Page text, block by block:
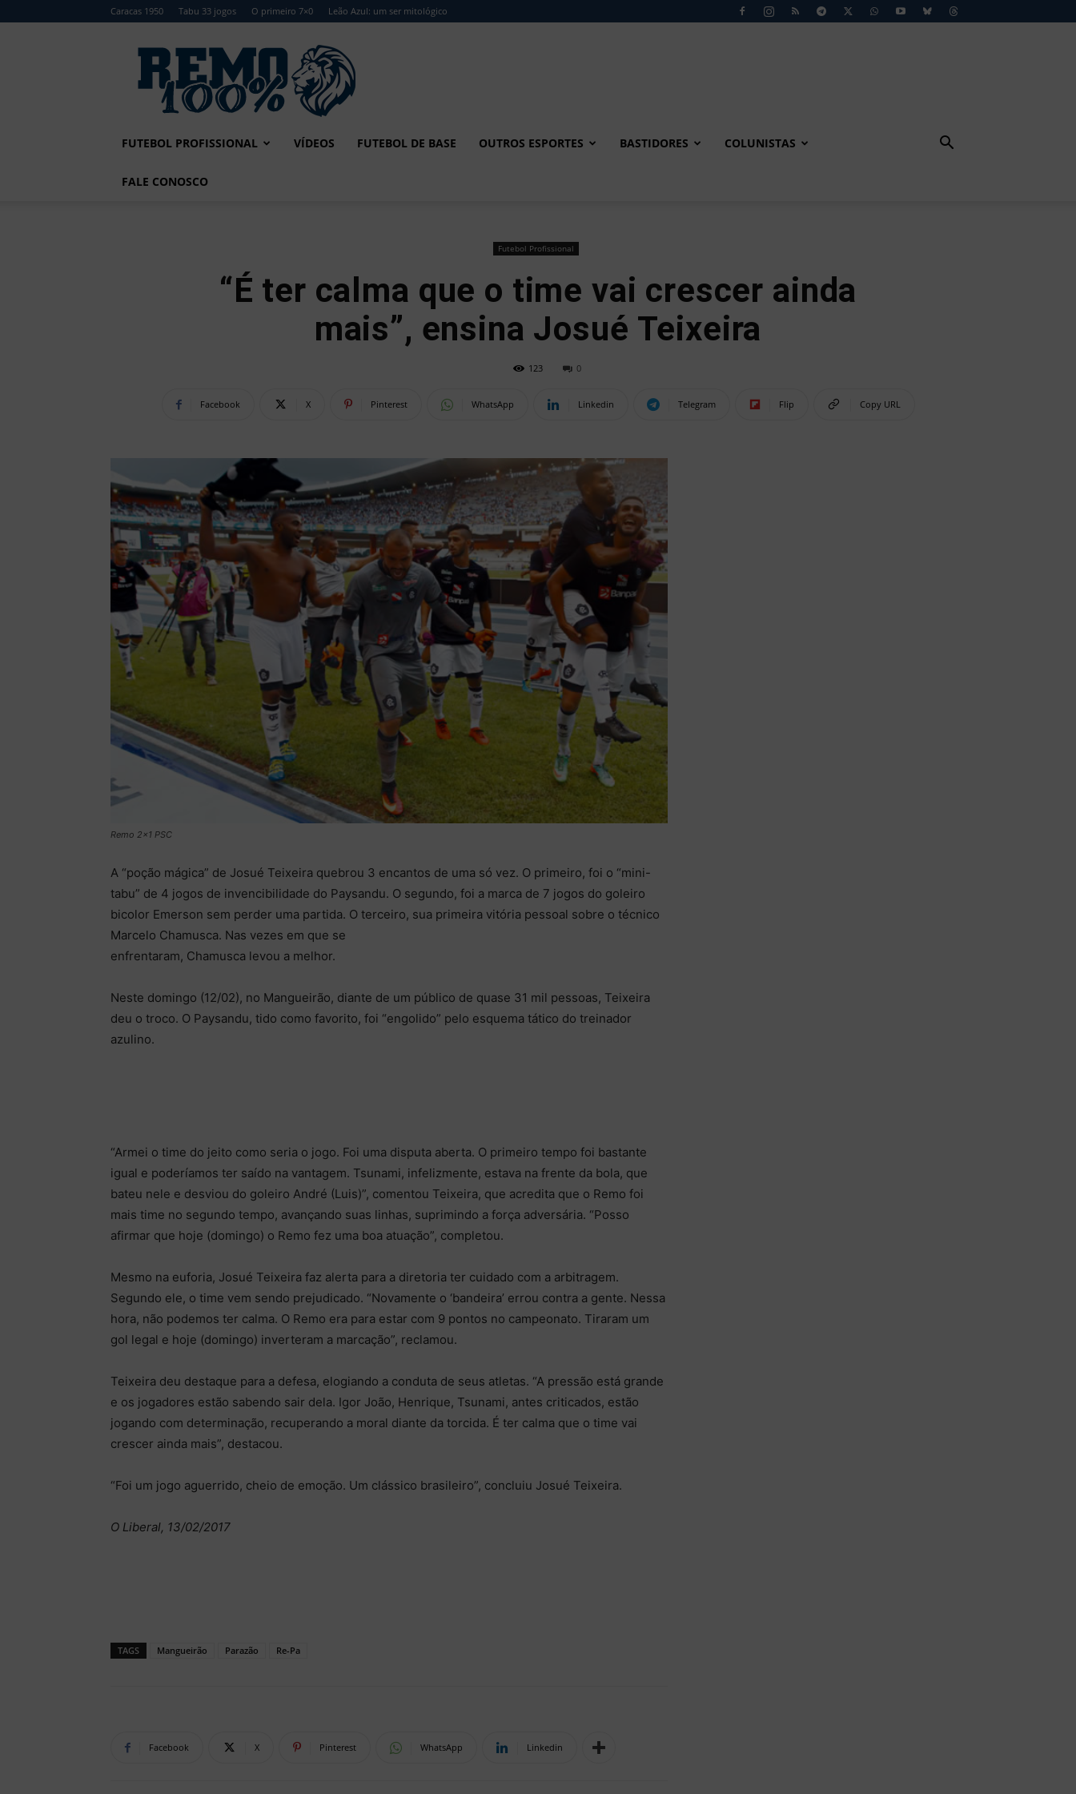
Caracas 1950 Tabu 33 jogos O primeiro 7×0 Leão Azul: um ser mitológico
Remo
FUTEBOL PROFISSIONAL VÍDEOS FUTEBOL DE BASE OUTROS ESPORTES BASTIDORES COLUNISTAS
FALE CONOSCO
Futebol Profissional
“É ter calma que o time vai crescer ainda
mais”, ensina Josué Teixeira
123 0
Facebook X Pinterest WhatsApp Linkedin Telegram Flip Copy URL
Remo 2x1 PSC
A “poção mágica” de Josué Teixeira quebrou 3 encantos de uma só vez. O primeiro, foi o “mini-
tabu” de 4 jogos de invencibilidade do Paysandu. O segundo, foi a marca de 7 jogos do goleiro
bicolor Emerson sem perder uma partida. O terceiro, sua primeira vitória pessoal sobre o técnico
Marcelo Chamusca. Nas vezes em que se
enfrentaram, Chamusca levou a melhor.
Neste domingo (12/02), no Mangueirão, diante de um público de quase 31 mil pessoas, Teixeira
deu o troco. O Paysandu, tido como favorito, foi “engolido” pelo esquema tático do treinador
azulino.
“Armei o time do jeito como seria o jogo. Foi uma disputa aberta. O primeiro tempo foi bastante
igual e poderíamos ter saído na vantagem. Tsunami, infelizmente, estava na frente da bola, que
bateu nele e desviou do goleiro André (Luis)”, comentou Teixeira, que acredita que o Remo foi
mais time no segundo tempo, avançando suas linhas, suprimindo a força adversária. “Posso
afirmar que hoje (domingo) o Remo fez uma boa atuação”, completou.
Mesmo na euforia, Josué Teixeira faz alerta para a diretoria ter cuidado com a arbitragem.
Segundo ele, o time vem sendo prejudicado. “Novamente o ‘bandeira’ errou contra a gente. Nessa
hora, não podemos ter calma. O Remo era para estar com 9 pontos no campeonato. Tiraram um
gol legal e hoje (domingo) inverteram a marcação”, reclamou.
Teixeira deu destaque para a defesa, elogiando a conduta de seus atletas. “A pressão está grande
e os jogadores estão sabendo sair dela. Igor João, Henrique, Tsunami, antes criticados, estão
jogando com determinação, recuperando a moral diante da torcida. É ter calma que o time vai
crescer ainda mais”, destacou.
“Foi um jogo aguerrido, cheio de emoção. Um clássico brasileiro”, concluiu Josué Teixeira.
O Liberal, 13/02/2017
TAGS Mangueirão Parazão Re-Pa
Facebook X Pinterest WhatsApp Linkedin